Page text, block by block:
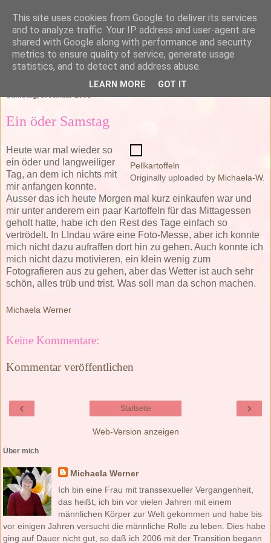
Samstag, 5. Januar 2008
Ein öder Samstag
Pellkartoffeln
Originally uploaded by Michaela-W.
Heute war mal wieder so
ein öder und langweiliger
Tag, an dem ich nichts mit
mir anfangen konnte.
Ausser das ich heute Morgen mal kurz einkaufen war und
mir unter anderem ein paar Kartoffeln für das Mittagessen
geholt hatte, habe ich den Rest des Tage einfach so
vertrödelt. In LIndau wäre eine Foto-Messe, aber ich konnte
mich nicht dazu aufraffen dort hin zu gehen. Auch konnte ich
mich nicht dazu motivieren, ein klein wenig zum
Fotografieren aus zu gehen, aber das Wetter ist auch sehr
schön, alles trüb und trist. Was soll man da schon machen.
Michaela Werner
Keine Kommentare:
Kommentar veröffentlichen
‹ ›
Startseite
Web-Version anzeigen
Über mich
Michaela Werner
Ich bin eine Frau mit transsexueller Vergangenheit,
das heißt, ich bin vor vielen Jahren mit einem
männlichen Körper zur Welt gekommen und habe bis
vor einigen Jahren versucht die männliche Rolle zu leben. Dies habe
ging auf Dauer nicht gut, so daß ich 2006 mit der Transition begann
This site uses cookies from Google to deliver its services
and to analyze traffic. Your IP address and user-agent are
shared with Google along with performance and security
metrics to ensure quality of service, generate usage
statistics, and to detect and address abuse.
LEARN MORE GOT IT